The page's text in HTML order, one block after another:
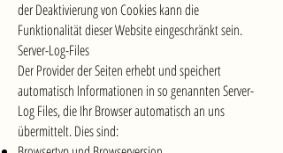
der Deaktivierung von Cookies kann die
Funktionalität dieser Website eingeschränkt sein.
Server-Log-Files
Der Provider der Seiten erhebt und speichert
automatisch Informationen in so genannten Server-
Log Files, die Ihr Browser automatisch an uns
übermittelt. Dies sind: